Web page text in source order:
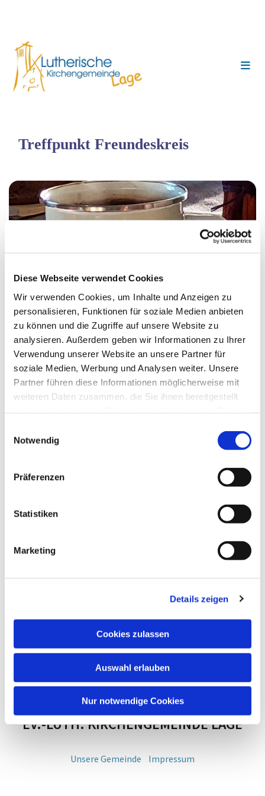
Diese Webseite verwendet Cookies
Wir verwenden Cookies, um Inhalte und Anzeigen zu
personalisieren, Funktionen für soziale Medien anbieten
zu können und die Zugriffe auf unsere Website zu
analysieren. Außerdem geben wir Informationen zu Ihrer
Verwendung unserer Website an unsere Partner für
soziale Medien, Werbung und Analysen weiter. Unsere
Partner führen diese Informationen möglicherweise mit
weiteren Daten zusammen, die Sie ihnen bereitgestellt
Notwendig
Präferenzen
Statistiken
Marketing
Details zeigen
Cookies zulassen
Auswahl erlauben
Nur notwendige Cookies
Treffpunkt Freundeskreis
© rk
Dienstag, 4. Januar 2028, 18:00 Uhr
EV.-LUTH. KIRCHENGEMEINDE LAGE
Unsere Gemeinde Impressum